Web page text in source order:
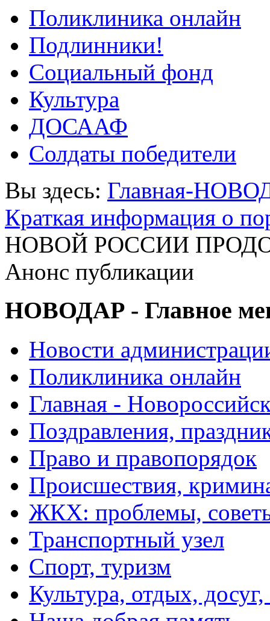
Поликлиника онлайн
Подлинники!
Социальный фонд
Культура
ДОСААФ
Солдаты победители
Вы здесь: Главная-
Краткая информация о
НОВОЙ РОССИИ
Анонс публикации
НОВОДАР - Главное
Новости
Поликлиника онлайн
Главная -
Поздравления,
Право и правопорядок
Происшествия,
ЖКХ: проблемы,
Транспортный узел
Спорт, туризм
Культура, отдых,